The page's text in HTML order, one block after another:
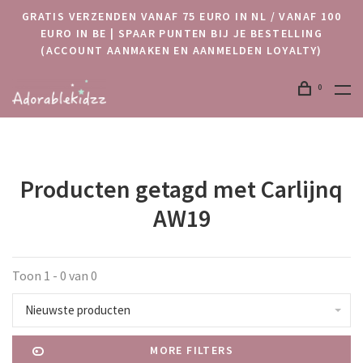
GRATIS VERZENDEN VANAF 75 EURO IN NL / VANAF 100
EURO IN BE | SPAAR PUNTEN BIJ JE BESTELLING
(ACCOUNT AANMAKEN EN AANMELDEN LOYALTY)
0
Producten getagd met Carlijnq
AW19
Toon 1 - 0 van 0
Nieuwste producten
MORE FILTERS